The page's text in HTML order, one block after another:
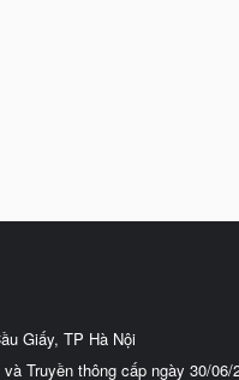
Giấy, TP Hà Nội
Truyền thông cấp ngày 30/06/